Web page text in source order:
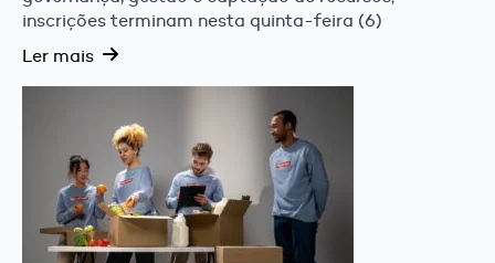
inscrições terminam nesta quinta-feira (6)
Ler mais